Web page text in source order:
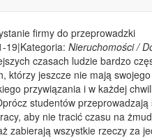
firmy do przeprowadzki
19|Kategoria: Nieruchomości /
czasach ludzie bardzo
którzy jeszcze nie mają
przywiązania i w każdej
studentów
aby nie tracić czasu na
zabierają wszystkie rzeczy za